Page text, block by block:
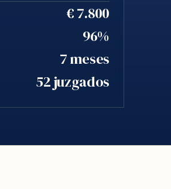
€ 7.800
96%
7 meses
52 juzgados